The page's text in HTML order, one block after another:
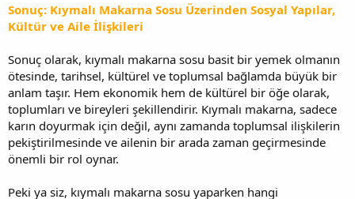
Sonuç: Kıymalı Makarna Sosu Üzerinden Sosyal Yapılar,
Kültür ve Aile İlişkileri
Sonuç olarak, kıymalı makarna sosu basit bir yemek olmanın
ötesinde, tarihsel, kültürel ve toplumsal bağlamda büyük bir
anlam taşır. Hem ekonomik hem de kültürel bir öğe olarak,
toplumları ve bireyleri şekillendirir. Kıymalı makarna, sadece
karın doyurmak için değil, aynı zamanda toplumsal ilişkilerin
pekiştirilmesinde ve ailenin bir arada zaman geçirmesinde
önemli bir rol oynar.
Peki ya siz, kıymalı makarna sosu yaparken hangi